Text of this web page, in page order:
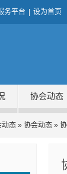
务平台 设为首页
协会动态
动态 » 协会动态 »